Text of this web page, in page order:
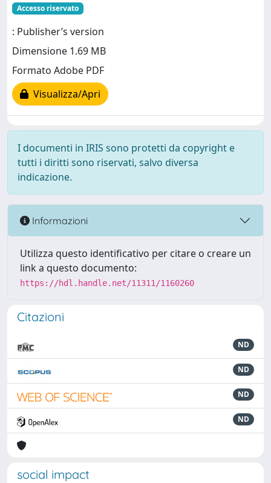
Accesso riservato
: Publisher’s version
Dimensione 1.69 MB
Formato Adobe PDF
Visualizza/Apri
I documenti in IRIS sono protetti da copyright e
tutti i diritti sono riservati, salvo diversa
indicazione.
Informazioni
Utilizza questo identificativo per citare o creare un
link a questo documento:
https://hdl.handle.net/11311/1160260
Citazioni
ND
ND
ND
ND
social impact